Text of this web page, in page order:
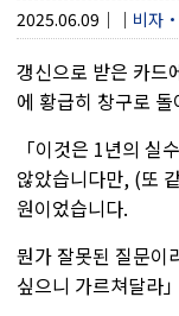
2025.06.09 비자
갱신으로 받은 카드
에 황급히 창구로 돌
「이것은 1년의 실
않았습니다만, (또
원이었습니다.
뭔가 잘못된 질문이
싶으니 가르쳐달라